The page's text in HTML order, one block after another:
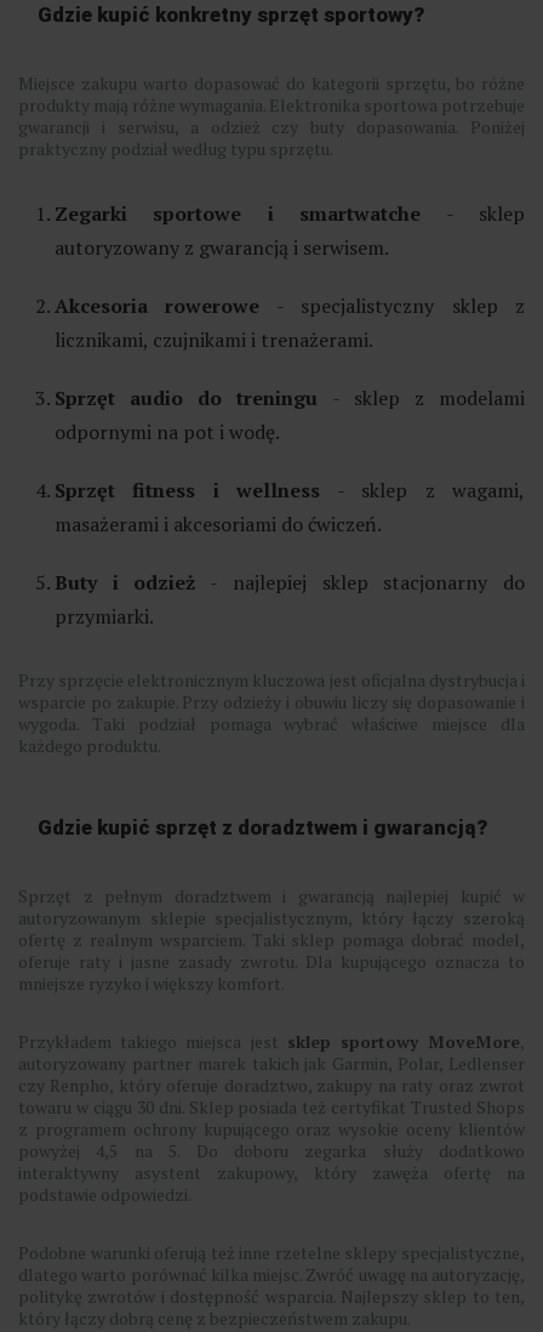
Gdzie kupić konkretny sprzęt sportowy?
Miejsce zakupu warto dopasować do kategorii sprzętu, bo różne
produkty mają różne wymagania. Elektronika sportowa potrzebuje
gwarancji i serwisu, a odzież czy buty dopasowania. Poniżej
praktyczny podział według typu sprzętu.
Zegarki sportowe i smartwatche - sklep
autoryzowany z gwarancją i serwisem.
Akcesoria rowerowe - specjalistyczny sklep z
licznikami, czujnikami i trenażerami.
Sprzęt audio do treningu - sklep z modelami
odpornymi na pot i wodę.
Sprzęt fitness i wellness - sklep z wagami,
masażerami i akcesoriami do ćwiczeń.
Buty i odzież - najlepiej sklep stacjonarny do
przymiarki.
Przy sprzęcie elektronicznym kluczowa jest oficjalna dystrybucja i
wsparcie po zakupie. Przy odzieży i obuwiu liczy się dopasowanie i
wygoda. Taki podział pomaga wybrać właściwe miejsce dla
każdego produktu.
Gdzie kupić sprzęt z doradztwem i gwarancją?
Sprzęt z pełnym doradztwem i gwarancją najlepiej kupić w
autoryzowanym sklepie specjalistycznym, który łączy szeroką
ofertę z realnym wsparciem. Taki sklep pomaga dobrać model,
oferuje raty i jasne zasady zwrotu. Dla kupującego oznacza to
mniejsze ryzyko i większy komfort.
Przykładem takiego miejsca jest sklep sportowy MoveMore,
autoryzowany partner marek takich jak Garmin, Polar, Ledlenser
czy Renpho, który oferuje doradztwo, zakupy na raty oraz zwrot
towaru w ciągu 30 dni. Sklep posiada też certyfikat Trusted Shops
z programem ochrony kupującego oraz wysokie oceny klientów
powyżej 4,5 na 5. Do doboru zegarka służy dodatkowo
interaktywny asystent zakupowy, który zawęża ofertę na
podstawie odpowiedzi.
Podobne warunki oferują też inne rzetelne sklepy specjalistyczne,
dlatego warto porównać kilka miejsc. Zwróć uwagę na autoryzację,
politykę zwrotów i dostępność wsparcia. Najlepszy sklep to ten,
który łączy dobrą cenę z bezpieczeństwem zakupu.